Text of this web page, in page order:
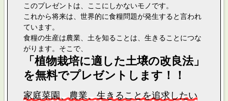
このプレゼントは、ここにしかないモノです。
これから将来は、世界的に食糧問題が発生すると言われ
ています。
食糧の生産は農業、土を知ることは、生きることにつな
がります。そこで、
「植物栽培に適した土壌の改良法」
を無料でプレゼントします！！
家庭菜園、農業、生きることを追求したい